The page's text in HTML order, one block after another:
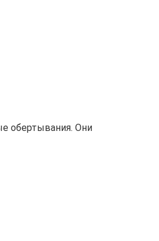
обертывания. Они